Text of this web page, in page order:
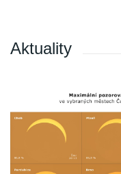
Aktuality